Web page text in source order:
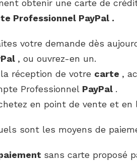
obtenir une carte de
Professionnel PayPal .
votre demande dès
, ou ouvrez-en un.
réception de votre carte ,
Professionnel PayPal .
en point de vente et en
sont les moyens de
sans carte proposé